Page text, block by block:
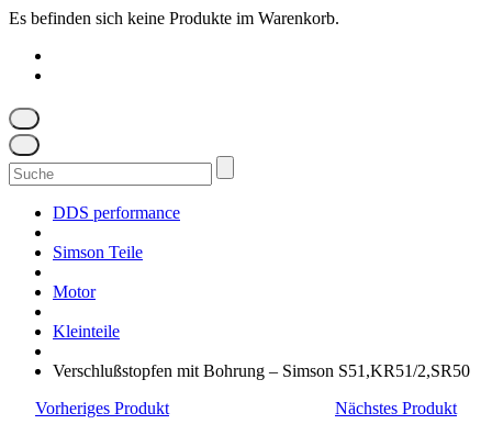
Es befinden sich keine Produkte im Warenkorb.
Suchen
nach:
DDS performance
Simson Teile
Motor
Kleinteile
Verschlußstopfen mit Bohrung – Simson S51,KR51/2,SR50
Vorheriges Produkt
Nächstes Produkt